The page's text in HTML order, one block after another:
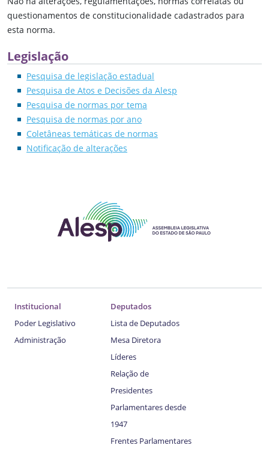
questionamentos de constitucionalidade cadastrados para
esta norma.
Legislação
Pesquisa de legislação estadual
Pesquisa de Atos e Decisões da Alesp
Pesquisa de normas por tema
Pesquisa de normas por ano
Coletâneas temáticas de normas
Notificação de alterações
Institucional
Poder Legislativo
Administração
Deputados
Lista de Deputados
Mesa Diretora
Líderes
Relação de
Presidentes
Parlamentares desde
1947
Frentes Parlamentares